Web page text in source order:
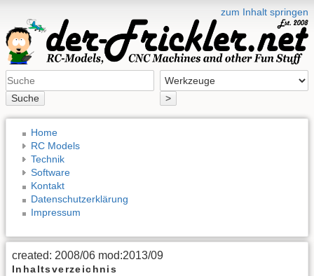
zum Inhalt springen
Suche >
Home
RC Models
Technik
Software
Kontakt
Datenschutzerklärung
Impressum
created: 2008/06 mod:2013/09
Inhaltsverzeichnis